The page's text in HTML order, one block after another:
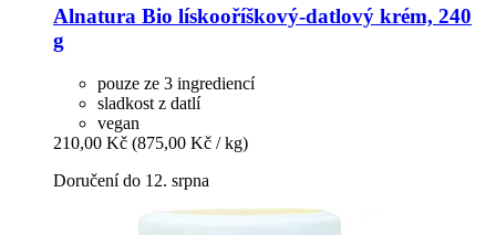
Alnatura Bio lískooříškový-​datlový krém, 240
g
pouze ze 3 ingrediencí
sladkost z datlí
vegan
210,00 Kč (875,00 Kč / kg)
Doručení do 12. srpna